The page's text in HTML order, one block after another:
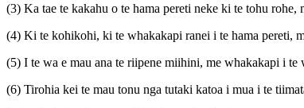
(3) Ka tae te kakahu o te hama pereti neke ki te tohu
(4) Ki te kohikohi, ki te whakakapi ranei i te hama pereti,
(5) I te wa e mau ana te riipene miihini, me whakakapi i te
(6) Tirohia kei te mau tonu nga tutaki katoa i mua i te